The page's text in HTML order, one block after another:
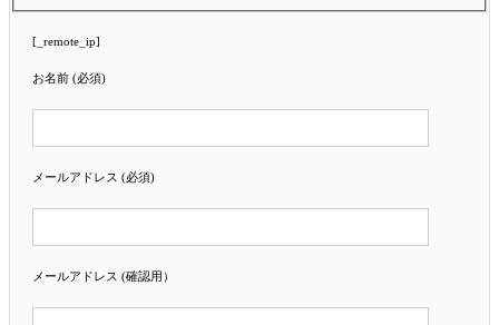
[_remote_ip]
お名前 (必須)
メールアドレス (必須)
メールアドレス (確認用）